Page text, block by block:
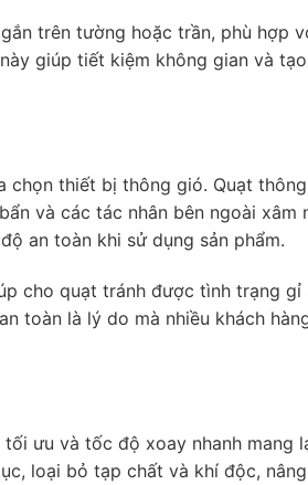
trên tường hoặc trần, phù hợp
giúp tiết kiệm không gian và
chọn thiết bị thông gió. Quạt
và các tác nhân bên ngoài
an toàn khi sử dụng sản phẩm.
cho quạt tránh được tình trạng
toàn là lý do mà nhiều khách
ưu và tốc độ xoay nhanh mang
loại bỏ tạp chất và khí độc,